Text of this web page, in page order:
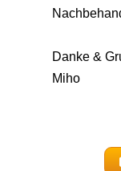
Danke &
Miho